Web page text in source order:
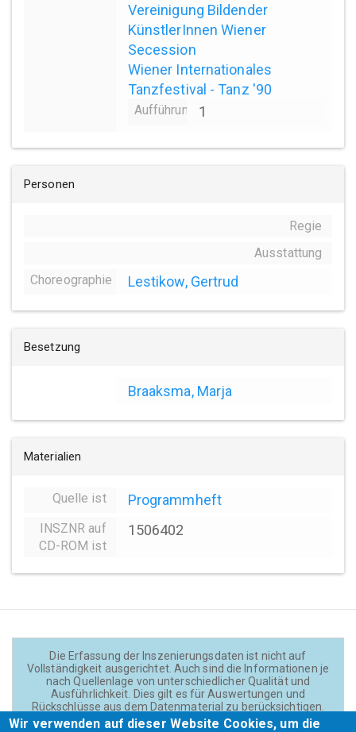
Vereinigung Bildender
KünstlerInnen Wiener
Secession
Wiener Internationales
Tanzfestival - Tanz '90
Aufführungsanzahl
1
Personen
Regie
Ausstattung
Choreographie
Lestikow, Gertrud
Besetzung
Braaksma, Marja
Materialien
Quelle ist Programmheft
INSZNR auf
CD-ROM ist
1506402
Die Erfassung der Inszenierungsdaten ist nicht auf
Vollständigkeit ausgerichtet. Auch sind die Informationen je
nach Quellenlage von unterschiedlicher Qualität und
Ausführlichkeit. Dies gilt es für Auswertungen und
Rückschlüsse aus dem Datenmaterial zu berücksichtigen.
Daten und Texte auf der Website sind - wenn nicht anders
Wir verwenden auf dieser Website Cookies, um die